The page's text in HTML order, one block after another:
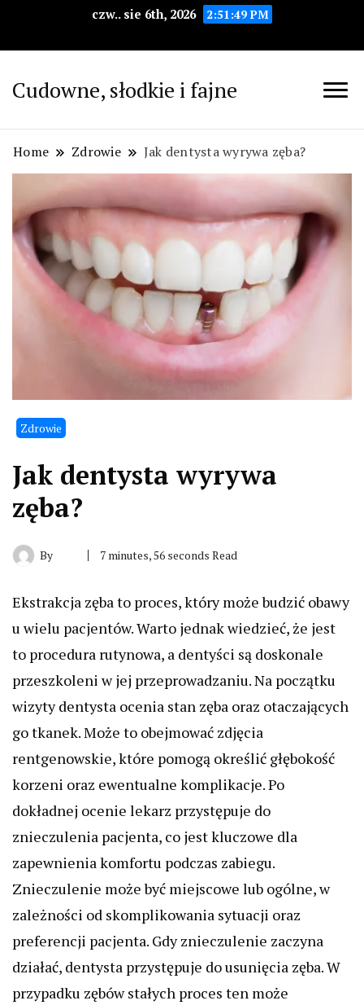
czw.. sie 6th, 2026 2:51:50 PM
Cudowne, słodkie i fajne
Home Zdrowie Jak dentysta wyrywa zęba?
Zdrowie
Jak dentysta wyrywa
zęba?
By 7 minutes, 56 seconds Read
Ekstrakcja zęba to proces, który może budzić obawy
u wielu pacjentów. Warto jednak wiedzieć, że jest
to procedura rutynowa, a dentyści są doskonale
przeszkoleni w jej przeprowadzaniu. Na początku
wizyty dentysta ocenia stan zęba oraz otaczających
go tkanek. Może to obejmować zdjęcia
rentgenowskie, które pomogą określić głębokość
korzeni oraz ewentualne komplikacje. Po
dokładnej ocenie lekarz przystępuje do
znieczulenia pacjenta, co jest kluczowe dla
zapewnienia komfortu podczas zabiegu.
Znieczulenie może być miejscowe lub ogólne, w
zależności od skomplikowania sytuacji oraz
preferencji pacjenta. Gdy znieczulenie zaczyna
działać, dentysta przystępuje do usunięcia zęba. W
przypadku zębów stałych proces ten może